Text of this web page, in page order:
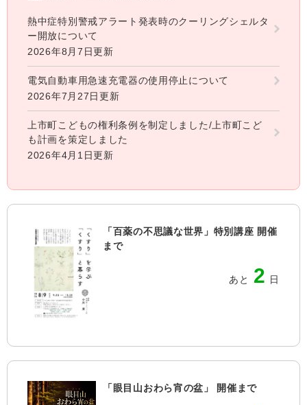
熱中症特別警戒アラート発表時のクーリングシェルタ
ー開放について
2026年8月7日更新
電気自動車用急速充電器の使用停止について
2026年7月27日更新
上市町こどもの権利条例を制定しました/上市町こど
も計画を策定しました
2026年4月1日更新
「百薬の不思議な世界」特別講座 開催
まで
あと 2 日
「眼目山おわら宵の盆」 開催まで